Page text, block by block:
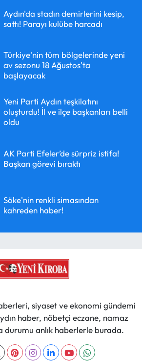
Aydın'da stadın demirlerini kesip,
sattı! Parayı kulübe harcadı
Türkiye'nin tüm bölgelerinde yeni
av sezonu 18 Ağustos'ta
başlayacak
Yeni Parti Aydın teşkilatını
oluşturdu! İl ve ilçe başkanları belli
oldu
AK Parti Efeler’de sürpriz istifa!
Başkan görevi bıraktı
Söke'nin renkli simasından
kahreden haber!
siyaset ve ekonomi gündemi
haber, nöbetçi eczane, namaz
durumu anlık haberlerle burada.